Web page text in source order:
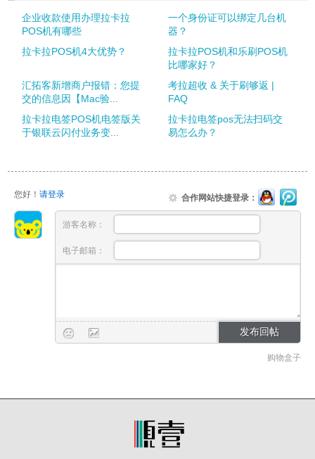
企业收款使用办理拉卡拉
POS机有哪些
一个身份证可以绑定几台机
器？
拉卡拉POS机4大优势？
拉卡拉POS机和乐刷POS机
比哪家好？
汇拓客新增商户报错：您提
交的信息因【Mac验...
考拉超收 & 关于刷够返 |
FAQ
拉卡拉电签POS机电签版关
于银联云闪付业务变...
拉卡拉电签pos无法扫码交
易怎么办？
您好！ 请登录 合作网站快捷登录：
游客名称：
电子邮箱：
购物盒子